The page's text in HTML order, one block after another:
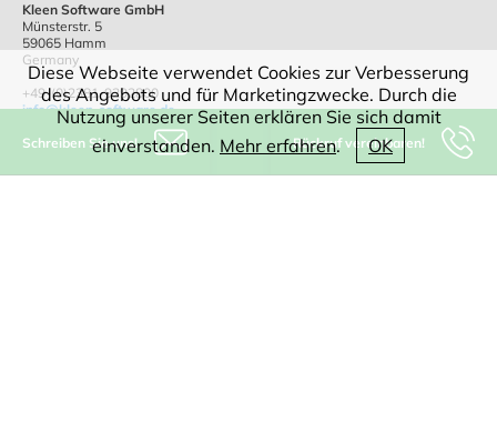
Diese Webseite verwendet Cookies zur Verbesserung
des Angebots und für Marketingzwecke. Durch die
Nutzung unserer Seiten erklären Sie sich damit
einverstanden. Mehr erfahren. OK
Schreiben Sie uns! Rückruf vereinbaren!
Kleen Software GmbH
Münsterstr. 5
59065 Hamm
Germany
+49-(0)2381-9292800
info@kleen-software.de